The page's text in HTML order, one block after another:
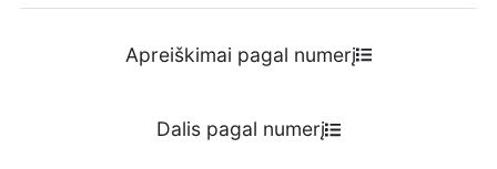
Apreiškimai pagal numerį
Dalis pagal numerį